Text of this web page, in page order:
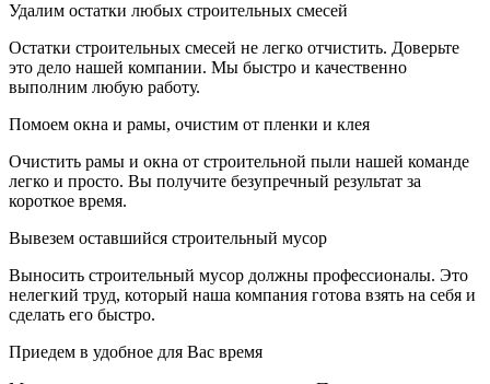
Удалим остатки любых строительных смесей
Остатки строительных смесей не легко отчистить. Доверьте
это дело нашей компании. Мы быстро и качественно
выполним любую работу.
Помоем окна и рамы, очистим от пленки и клея
Очистить рамы и окна от строительной пыли нашей команде
легко и просто. Вы получите безупречный результат за
короткое время.
Вывезем оставшийся строительный мусор
Выносить строительный мусор должны профессионалы. Это
нелегкий труд, который наша компания готова взять на себя и
сделать его быстро.
Приедем в удобное для Вас время